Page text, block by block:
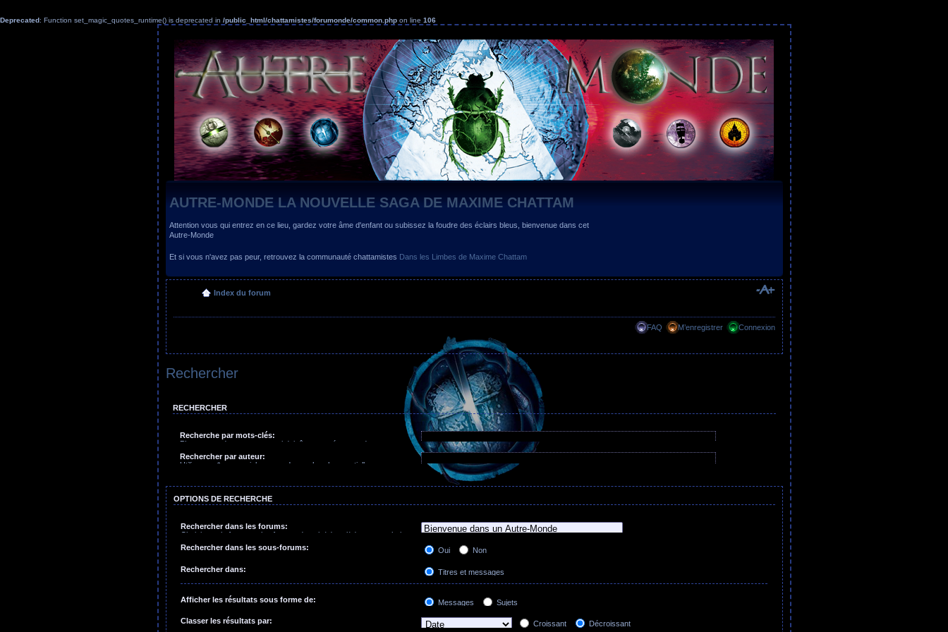
Deprecated: Function set_magic_quotes_runtime() is deprecated in /public_html/chattamistes/forumonde/common.php on line 106
AUTRE-MONDE LA NOUVELLE SAGA DE MAXIME CHATTAM
Attention vous qui entrez en ce lieu, gardez votre âme d'enfant ou subissez la foudre des éclairs bleus, bienvenue dans cet
Autre-Monde
Et si vous n'avez pas peur, retrouvez la communauté chattamistes Dans les Limbes de Maxime Chattam
Index du forum
FAQ M’enregistrer Connexion
Rechercher
RECHERCHER
Recherche par mots-clés:
Placez un
devant un mot qui doit être trouvé et un
devant un mot
qui doit être exclu. Tapez une suite de mots séparés par des
crochets si uniquement un des mots doit être trouvé. Utilisez un *
Rechercher tous les termes
Rechercher n’importe lequel de ces termes
Rechercher par auteur:
Utilisez un * comme joker pour des recherches partielles.
OPTIONS DE RECHERCHE
Rechercher dans les forums:
Choisissez le forum ou les forums dans le(s)quel(s) vous souhaitez
effectuer une recherche. Les sous-forums sont automatiquement
inclus si vous ne désactivez pas l’option ci-dessous “Rechercher
Rechercher dans les sous-forums: Oui Non
Rechercher dans:
Titres et messages
Messages uniquement
Titres uniquement
Afficher les résultats sous forme de: Messages Sujets
Classer les résultats par: Croissant Décroissant